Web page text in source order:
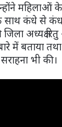
महिलाओं
साथ कंधे से
अध्यक्ष
बताया तथा
भी की।